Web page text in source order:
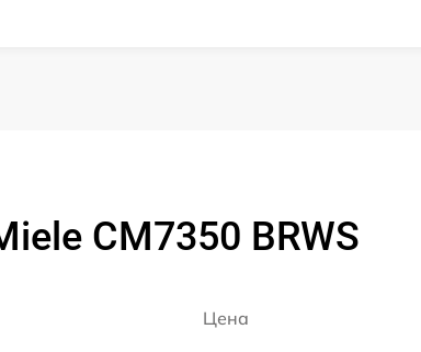
CM7350 BRWS
Цена